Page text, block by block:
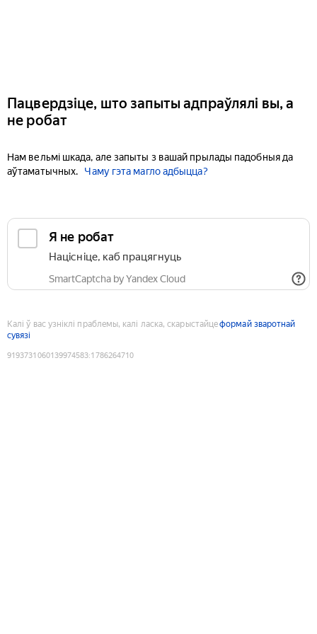
Пацвердзіце, што запыты адпраўлялі вы, а
не робат
Нам вельмі шкада, але запыты з вашай прылады падобныя да
аўтаматычных.
Чаму гэта магло адбыцца?
Я не робат
Націсніце, каб працягнуць
SmartCaptcha by Yandex Cloud
Калі ў вас узніклі праблемы, калі ласка, скарыстайцеформай зваротнай
сувязі
9193731060139974583:1786264710